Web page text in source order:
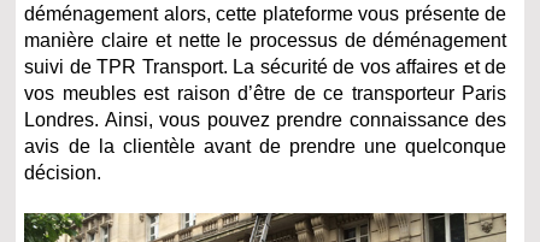
déménagement alors, cette plateforme vous présente de
manière claire et nette le processus de déménagement
suivi de TPR Transport. La sécurité de vos affaires et de
vos meubles est raison d’être de ce transporteur Paris
Londres. Ainsi, vous pouvez prendre connaissance des
avis de la clientèle avant de prendre une quelconque
décision.